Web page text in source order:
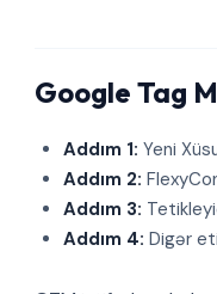
Google Tag
Addım 1: Yeni
Addım 2:
Addım 3:
Addım 4: Digər